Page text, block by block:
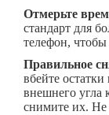
Отмерьте
стандарт для
телефон, чтобы
Правильное
вбейте
внешнего угла
снимите их. Не